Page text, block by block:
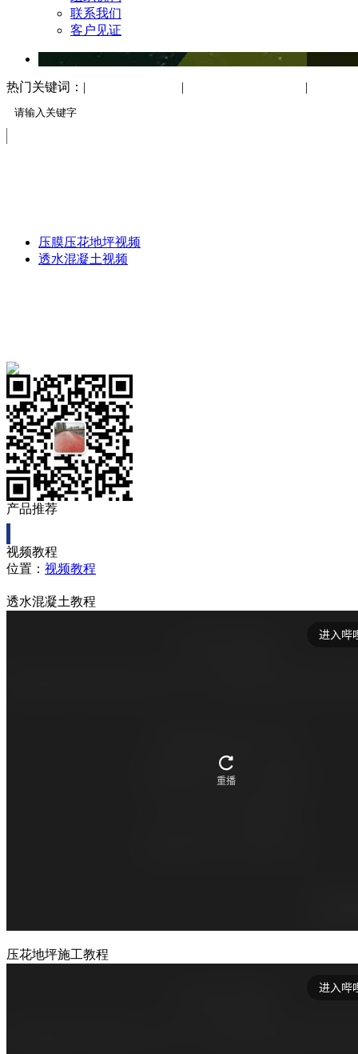
联系我们
客户见证
热门关键词：| | |
压膜压花地坪视频
透水混凝土视频
产品推荐
视频教程
位置： 视频教程
透水混凝土教程
压花地坪施工教程